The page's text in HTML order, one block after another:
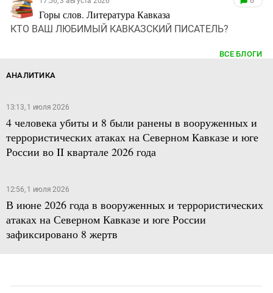
Горы слов. Литература Кавказа
КТО ВАШ ЛЮБИМЫЙ КАВКАЗСКИЙ ПИСАТЕЛЬ?
ВСЕ БЛОГИ
АНАЛИТИКА
13:13, 1 июля 2026
4 человека убиты и 8 были ранены в вооруженных и
террористических атаках на Северном Кавказе и юге
России во II квартале 2026 года
12:56, 1 июля 2026
В июне 2026 года в вооруженных и террористических
атаках на Северном Кавказе и юге России
зафиксировано 8 жертв